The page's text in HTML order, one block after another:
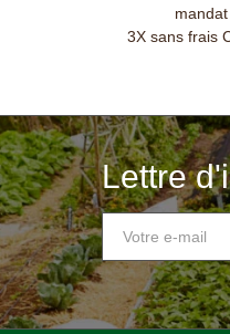
3X sans frais
Lettre